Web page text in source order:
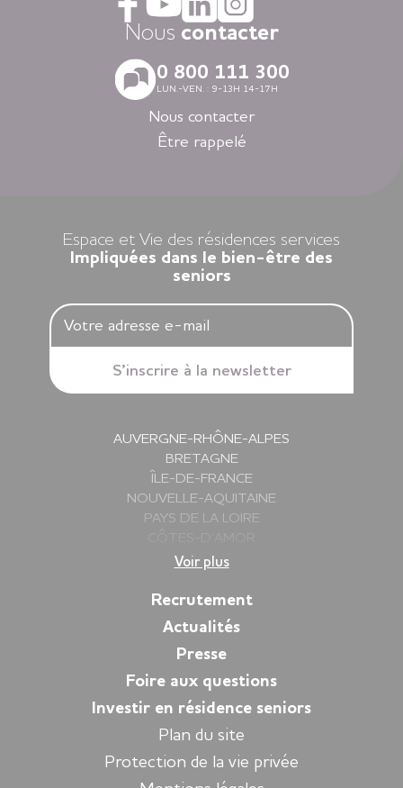
avec la restauration, la blanchisserie, l’espace coiffure-beauté
ou l’espace forme et détente à votre disposition dans vos
espaces communs.
Avec nos logements modernes et spécialement adaptés aux
personnes âgées vous vivez en toute autonomie dans des
villes agréables et des environnements soigneusement
sélectionnés en Nouvelle-Aquitaine, en Auvergne-Rhône-
Alpes, en Ile-de-France, en Bretagne et dans les Pays de la
Nous contacter
0 800 111 300
LUN.-VEN. : 9-13H 14-17H
Nous contacter
Être rappelé
Espace et Vie des résidences services
Impliquées dans le bien-être des
seniors
AUVERGNE-RHÔNE-ALPES
BRETAGNE
ÎLE-DE-FRANCE
NOUVELLE-AQUITAINE
PAYS DE LA LOIRE
DEUX-SÈVRES
GIRONDE
HAUTE-SAVOIE
ISÈRE
LOIRE
LOIRE-ATLANTIQUE
MORBIHAN
PYRÉNÉES-ATLANTIQUES
SARTHE
Voir plus
Recrutement
Actualités
Presse
Foire aux questions
Investir en résidence seniors
Plan du site
Protection de la vie privée